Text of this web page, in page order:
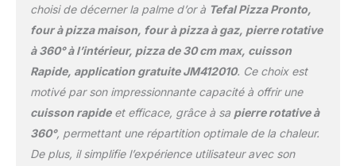
: facile à mettre en route,
le four atteint 400°C en
seulement 15 min.
RÉPARABILITÉ 15ANS AU
JUSTE PRIX:
engagement de
réparabilité 15ans au
réseau de
6200réparateurs dans le
choisi de décerner la palme d’or à Tefal Pizza Pronto,
four à pizza maison, four à pizza à gaz, pierre rotative
à 360° à l’intérieur, pizza de 30 cm max, cuisson
Rapide, application gratuite JM412010. Ce choix est
motivé par son impressionnante capacité à offrir une
cuisson rapideet efficace, grâce à sa pierre rotative à
360°, permettant une répartition optimale de la chaleur.
De plus, il simplifie l’expérience utilisateur avec son